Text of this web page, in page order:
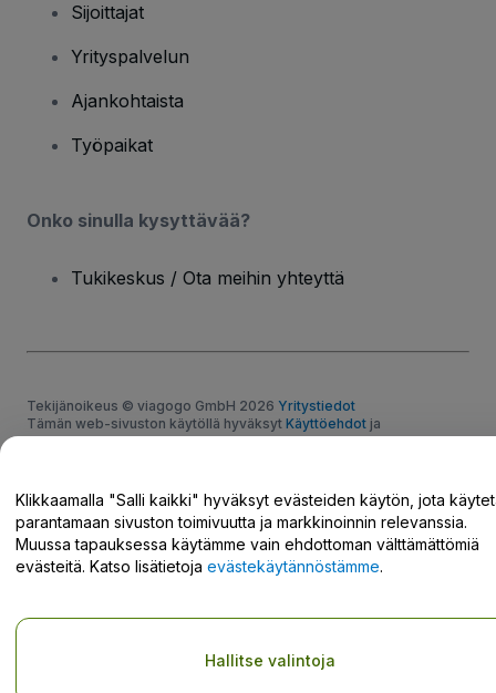
Sijoittajat
Yrityspalvelun
Ajankohtaista
Työpaikat
Onko sinulla kysyttävää?
Tukikeskus / Ota meihin yhteyttä
Tekijänoikeus © viagogo GmbH 2026 Yritystiedot
Tämän web-sivuston käytöllä hyväksyt Käyttöehdot ja
TietosuojakäytännönjaEvästekäytännönja
Klikkaamalla "Salli kaikki" hyväksyt evästeiden käytön, jota
parantamaan sivuston toimivuutta ja markkinoinnin relevanssia.
Muussa tapauksessa käytämme vain ehdottoman välttämättömiä
evästeitä. Katso lisätietoja evästekäytännöstämme.
Hallitse valintoja